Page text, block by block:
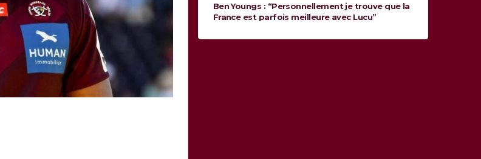
Ben Youngs : “Personnellement je trouve que la
France est parfois meilleure avec Lucu”